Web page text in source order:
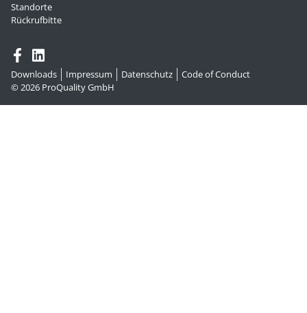
Standorte
Rückrufbitte
Downloads Impressum Datenschutz
Code of Conduct
© 2026 ProQuality GmbH